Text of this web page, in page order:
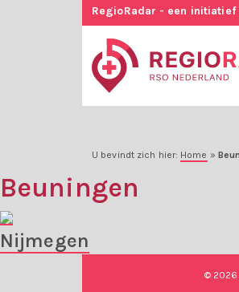
RegioRadar - een initiatief
U bevindt zich hier: Home »
Beuningen
Nijmegen
© 2026